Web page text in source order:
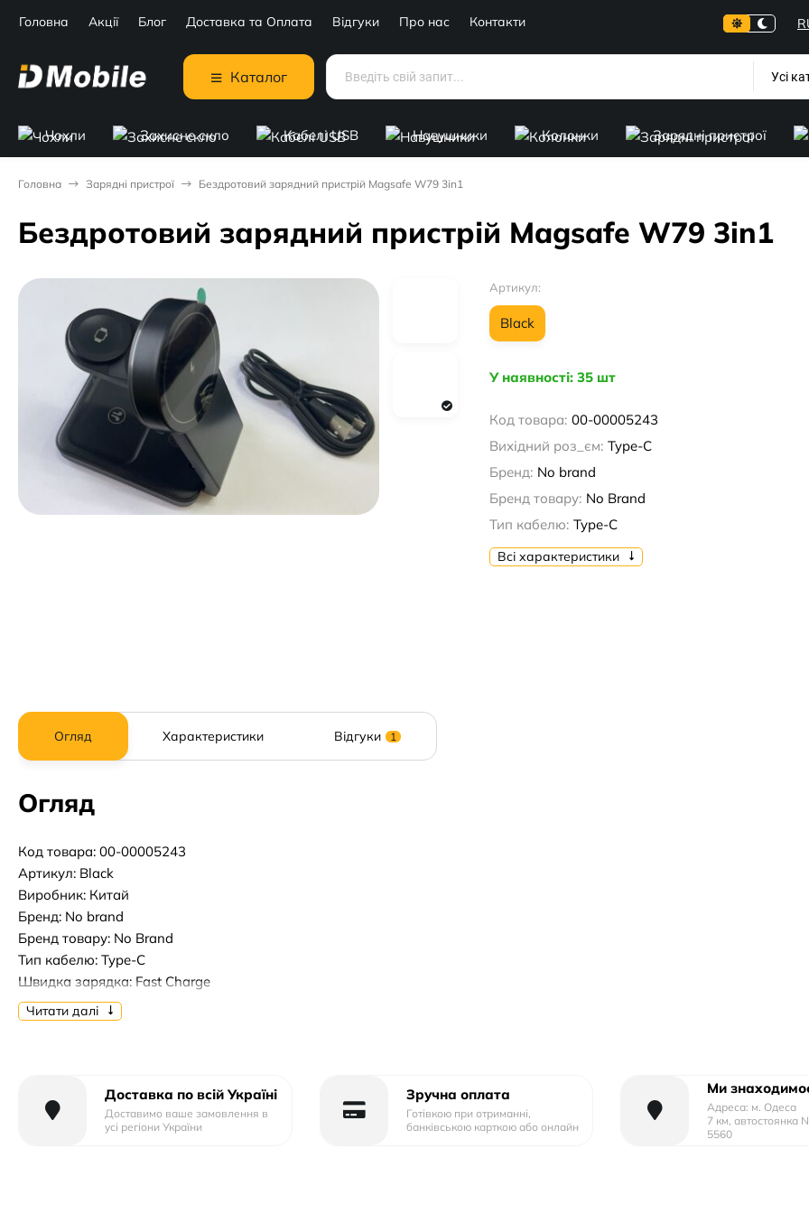
Головна Акції Блог Доставка та Оплата Відгуки Про нас Контакти
Каталог Усі
Чохли Захисне скло Кабелі USB Навушники Колонки Зарядні пристрої
Головна Зарядні пристрої Бездротовий зарядний пристрій Magsafe W79 3in1
Бездротовий зарядний пристрій Magsafe W79 3in1
Артикул:
Black
У наявності: 35 шт
Код товара: 00-00005243
Вихідний роз_єм: Type-C
Бренд: No brand
Бренд товару: No Brand
Тип кабелю: Type-C
Всі характеристики
Огляд Характеристики Відгуки 1
Огляд
Код товара: 00-00005243
Артикул: Black
Виробник: Китай
Бренд: No brand
Бренд товару: No Brand
Тип кабелю: Type-C
Швидка зарядка: Fast Charge
Тип зарядного пристрою: Бездротовий
Матеріал корпуса: Пластик
Вихідний роз_єм: Type-C
Читати далі
Доставка по всій Україні
Доставимо ваше замовлення в
усі регіони України
Зручна оплата
Готівкою при отриманні,
банківською карткою або онлайн
Ми
Адреса: м. Одеса
7 км, автостоянка
5560